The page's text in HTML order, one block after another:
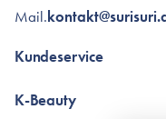
Mail.
Kundeservice
The K-Beauty Box -
K-Beauty